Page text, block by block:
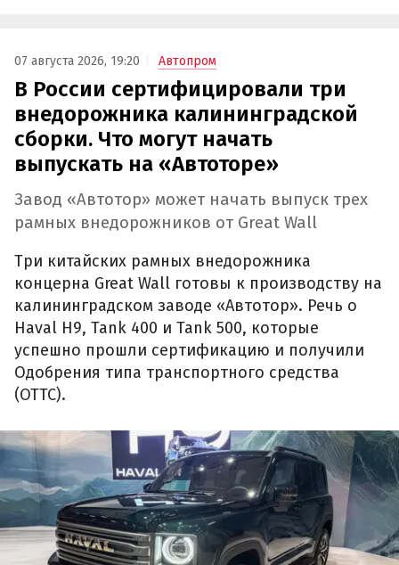
07 августа 2026, 19:20 Автопром
В России сертифицировали три
внедорожника калининградской
сборки. Что могут начать
выпускать на «Автоторе»
Завод «Автотор» может начать выпуск трех
рамных внедорожников от Great Wall
Три китайских рамных внедорожника
концерна Great Wall готовы к производству на
калининградском заводе «Автотор». Речь о
Haval H9, Tank 400 и Tank 500, которые
успешно прошли сертификацию и получили
Одобрения типа транспортного средства
(ОТТС).